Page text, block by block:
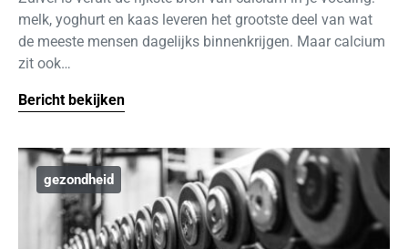
melk, yoghurt en kaas leveren het grootste deel van wat
de meeste mensen dagelijks binnenkrijgen. Maar calcium
zit ook…
Bericht bekijken
gezondheid